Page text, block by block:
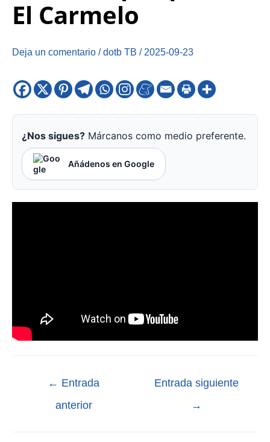
El Carmelo
Deja un comentario /dotb TB / 2025-09-23
¿Nos sigues? Márcanos como medio preferente.
Añádenos en Google
← Entrada
anterior
Entrada siguiente
→